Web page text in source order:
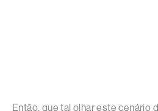
Então, que tal olhar este cenário